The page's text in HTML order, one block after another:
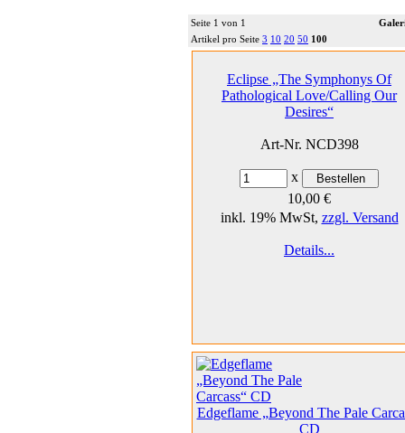
Seite 1 von 1
Artikel pro Seite 3 10 20 50 100
Eclipse „The Symphonys Of
Pathological Love/Calling Our
Desires“
Art-Nr. NCD398
x
10,00 €
inkl. 19% MwSt, zzgl. Versand
Details...
Edgeflame „Beyond The Pale
CD